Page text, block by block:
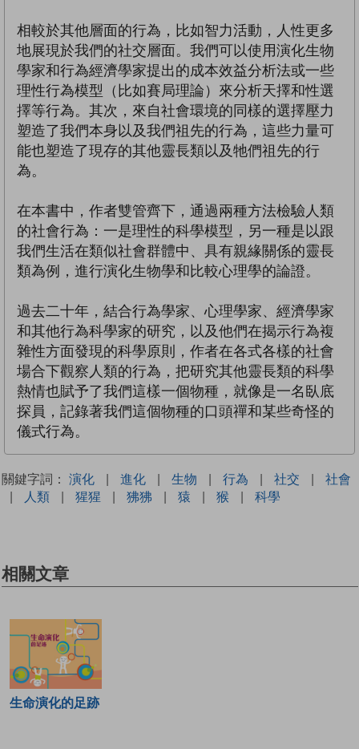
相較於其他層面的行為，比如智力活動，人性更多
地展現於我們的社交層面。我們可以使用演化生物
學家和行為經濟學家提出的成本效益分析法或一些
理性行為模型（比如賽局理論）來分析天擇和性選
擇等行為。其次，來自社會環境的同樣的選擇壓力
塑造了我們本身以及我們祖先的行為，這些力量可
能也塑造了現存的其他靈長類以及牠們祖先的行
為。
在本書中，作者雙管齊下，通過兩種方法檢驗人類
的社會行為：一是理性的科學模型，另一種是以跟
我們生活在類似社會群體中、具有親緣關係的靈長
類為例，進行演化生物學和比較心理學的論證。
過去二十年，結合行為學家、心理學家、經濟學家
和其他行為科學家的研究，以及他們在揭示行為複
雜性方面發現的科學原則，作者在各式各樣的社會
場合下觀察人類的行為，把研究其他靈長類的科學
熱情也賦予了我們這樣一個物種，就像是一名臥底
探員，記錄著我們這個物種的口頭禪和某些奇怪的
儀式行為。
關鍵字詞： 演化 | 進化 | 生物 | 行為 | 社交 |
社會
|
人類 | 猩猩 | 狒狒 | 猿 | 猴 | 科學
相關文章
生命演化的足跡